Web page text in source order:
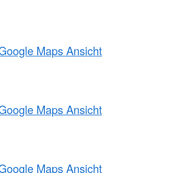
Maps Ansicht
Maps Ansicht
Maps Ansicht